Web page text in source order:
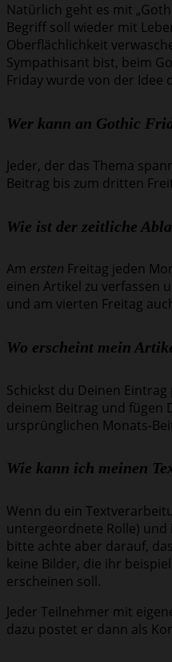
Natürlich geht es mit
Begriff soll wieder mit
Oberflächlichkeit
Sympathisant bist, beim
Friday wurde von der Idee
Wer kann an Gothic
Jeder, der das Thema
Beitrag bis zum dritten
Wie ist der zeitliche
Am ersten Freitag jeden
einen Artikel zu verfassen
und am vierten Freitag
Wo erscheint mein
Schickst du Deinen
deinem Beitrag und fügen
ursprünglichen Monats-
Wie kann ich meinen
Wenn du ein
untergeordnete Rolle) und
bitte achte aber darauf,
keine Bilder, die ihr
erscheinen soll.
Jeder Teilnehmer mit
dazu postet er dann als